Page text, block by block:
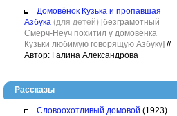
Домовёнок Кузька и пропавшая
Азбука (для детей) [безграмотный
Смерч-Неуч похитил у домовёнка
Кузьки любимую говорящую Азбуку] //
Автор: Галина Александрова
Рассказы
Словоохотливый домовой (1923)